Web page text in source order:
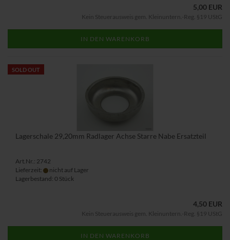
5,00 EUR
Kein Steuerausweis gem. Kleinuntern.-Reg. §19 UStG
IN DEN WARENKORB
SOLD OUT
Lagerschale 29,20mm Radlager Achse Starre Nabe Ersatzteil
Art.Nr.: 2742
Lieferzeit:
nicht auf Lager
Lagerbestand: 0 Stück
4,50 EUR
Kein Steuerausweis gem. Kleinuntern.-Reg. §19 UStG
IN DEN WARENKORB